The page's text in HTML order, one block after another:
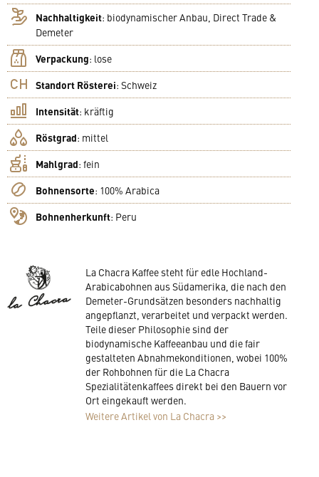
Nachhaltigkeit: biodynamischer Anbau, Direct Trade &
Demeter
Verpackung: lose
Standort Rösterei: Schweiz
Intensität: kräftig
Röstgrad: mittel
Mahlgrad: fein
Bohnensorte: 100% Arabica
Bohnenherkunft: Peru
La Chacra Kaffee steht für edle Hochland-
Arabicabohnen aus Südamerika, die nach den
Demeter-Grundsätzen besonders nachhaltig
angepflanzt, verarbeitet und verpackt werden.
Teile dieser Philosophie sind der
biodynamische Kaffeeanbau und die fair
gestalteten Abnahmekonditionen, wobei 100%
der Rohbohnen für die La Chacra
Spezialitätenkaffees direkt bei den Bauern vor
Ort eingekauft werden.
Weitere Artikel von La Chacra >>